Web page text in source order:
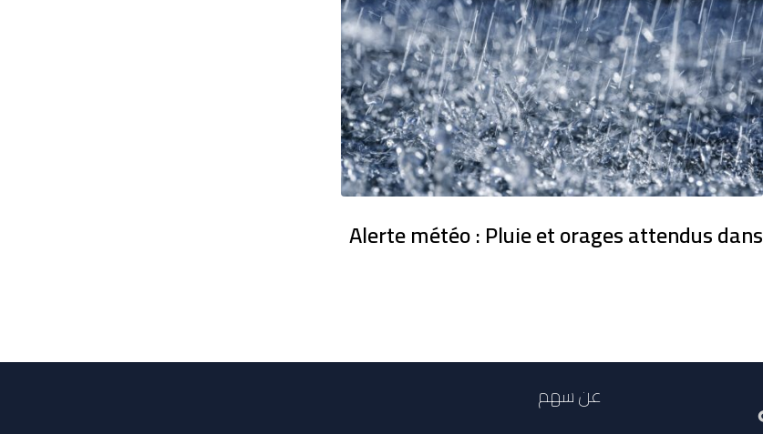
Alerte météo : Pluie et orages attendus dans
عن سهم